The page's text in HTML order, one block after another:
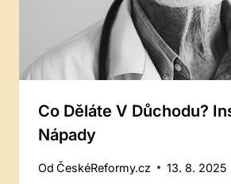
Co Děláte V Důchodu?
Nápady
Od ČeskéReformy.cz 13. 8. 2025